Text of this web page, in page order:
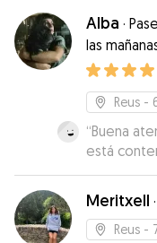
Alba ·
las
vemos
en fin de
Reus -
“Buena
está
Meritxell ·
Reus -